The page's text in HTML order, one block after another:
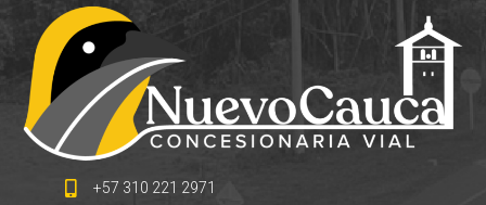
+57 310 221 2971